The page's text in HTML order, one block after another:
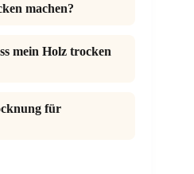
machen?
mein Holz trocken
für